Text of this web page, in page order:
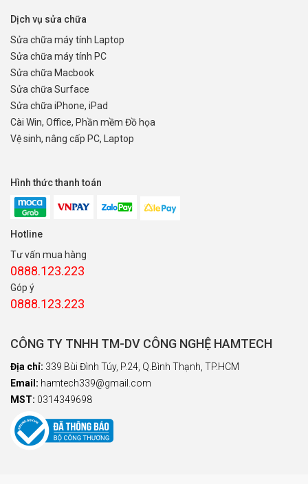
Dịch vụ sửa chữa
Sửa chữa máy tính Laptop
Sửa chữa máy tính PC
Sửa chữa Macbook
Sửa chữa Surface
Sửa chữa iPhone, iPad
Cài Win, Office, Phần mềm Đồ họa
Vệ sinh, nâng cấp PC, Laptop
Hình thức thanh toán
Hotline
Tư vấn mua hàng
0888.123.223
Góp ý
0888.123.223
CÔNG TY TNHH TM-DV CÔNG NGHỆ HAMTECH
Địa chỉ: 339 Bùi Đình Túy, P.24, Q.Bình Thạnh, TP.HCM
Email: hamtech339@gmail.com
MST: 0314349698